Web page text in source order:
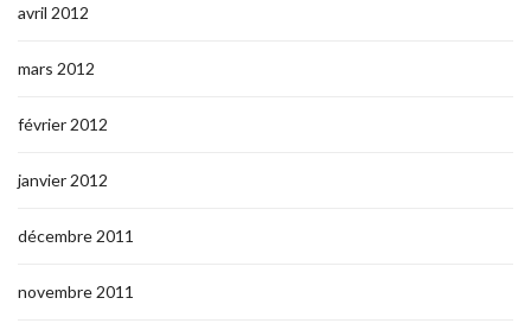
avril 2012
mars 2012
février 2012
janvier 2012
décembre 2011
novembre 2011